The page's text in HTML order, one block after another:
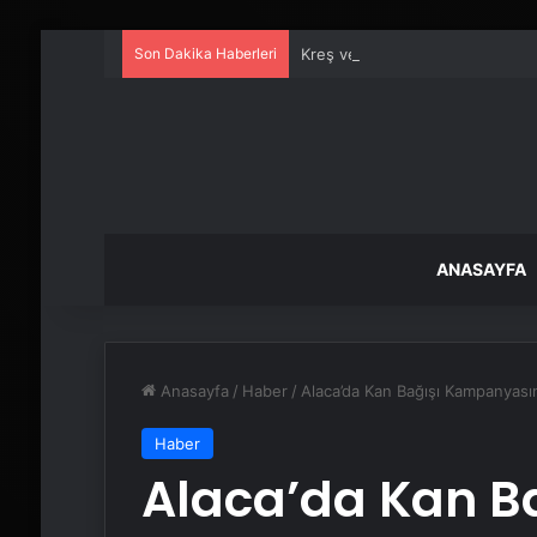
Son Dakika Haberleri Kreş ve Spor Alanları İçin
ANASAYFA
Anasayfa / Haber / Alaca’da Kan Bağışı
Haber
Alaca’da Kan